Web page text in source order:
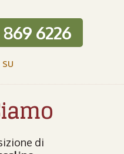
6226
di